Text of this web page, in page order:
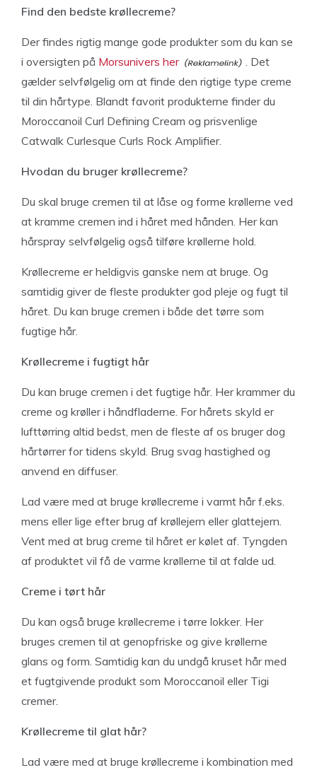
Find den bedste krøllecreme?
Der findes rigtig mange gode produkter som du kan se
i oversigten på Morsunivers her
. Det
gælder selvfølgelig om at finde den rigtige type creme
til din hårtype. Blandt favorit produkterne finder du
Moroccanoil Curl Defining Cream og prisvenlige
Catwalk Curlesque Curls Rock Amplifier.
Hvodan du bruger krøllecreme?
Du skal bruge cremen til at låse og forme krøllerne ved
at kramme cremen ind i håret med hånden. Her kan
hårspray selvfølgelig også tilføre krøllerne hold.
Krøllecreme er heldigvis ganske nem at bruge. Og
samtidig giver de fleste produkter god pleje og fugt til
håret. Du kan bruge cremen i både det tørre som
fugtige hår.
Krøllecreme i fugtigt hår
Du kan bruge cremen i det fugtige hår. Her krammer du
creme og krøller i håndfladerne. For hårets skyld er
lufttørring altid bedst, men de fleste af os bruger dog
hårtørrer for tidens skyld. Brug svag hastighed og
anvend en diffuser.
Lad være med at bruge krøllecreme i varmt hår f.eks.
mens eller lige efter brug af krøllejern eller glattejern.
Vent med at brug creme til håret er kølet af. Tyngden
af produktet vil få de varme krøllerne til at falde ud.
Creme i tørt hår
Du kan også bruge krøllecreme i tørre lokker. Her
bruges cremen til at genopfriske og give krøllerne
glans og form. Samtidig kan du undgå kruset hår med
et fugtgivende produkt som Moroccanoil eller Tigi
cremer.
Krøllecreme til glat hår?
Lad være med at bruge krøllecreme i kombination med